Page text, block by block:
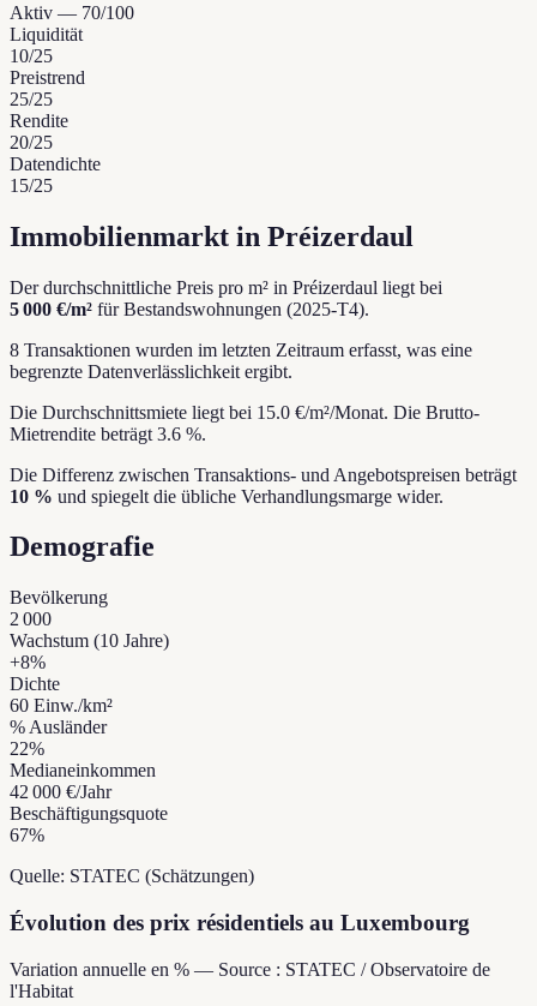
Aktiv — 70/100
Liquidität
10/25
Preistrend
25/25
Rendite
20/25
Datendichte
15/25
Immobilienmarkt in Préizerdaul
Der durchschnittliche Preis pro m² in Préizerdaul liegt bei
5 000 €/m² für Bestandswohnungen (2025-T4).
8 Transaktionen wurden im letzten Zeitraum erfasst, was eine
begrenzte Datenverlässlichkeit ergibt.
Die Durchschnittsmiete liegt bei 15.0 €/m²/Monat. Die Brutto-
Mietrendite beträgt 3.6 %.
Die Differenz zwischen Transaktions- und Angebotspreisen beträgt
10 % und spiegelt die übliche Verhandlungsmarge wider.
Demografie
Bevölkerung
2 000
Wachstum (10 Jahre)
+8%
Dichte
60 Einw./km²
% Ausländer
22%
Medianeinkommen
42 000 €/Jahr
Beschäftigungsquote
67%
Quelle: STATEC (Schätzungen)
Évolution des prix résidentiels au Luxembourg
Variation annuelle en % — Source : STATEC / Observatoire de
l'Habitat